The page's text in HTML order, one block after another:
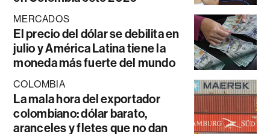
MERCADOS
El precio del dólar se debilita en
julio y América Latina tiene la
moneda más fuerte del mundo
COLOMBIA
La mala hora del exportador
colombiano: dólar barato,
aranceles y fletes que no dan